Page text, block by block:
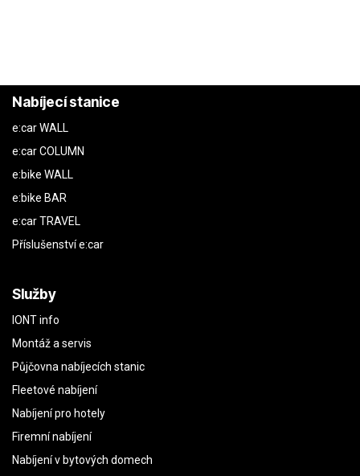
Nabíjecí stanice
e:car WALL
e:car COLUMN
e:bike WALL
e:bike BAR
e:car TRAVEL
Příslušenství e:car
Služby
IONT info
Montáž a servis
Půjčovna nabíjecích stanic
Fleetové nabíjení
Nabíjení pro hotely
Firemní nabíjení
Nabíjení v bytových domech